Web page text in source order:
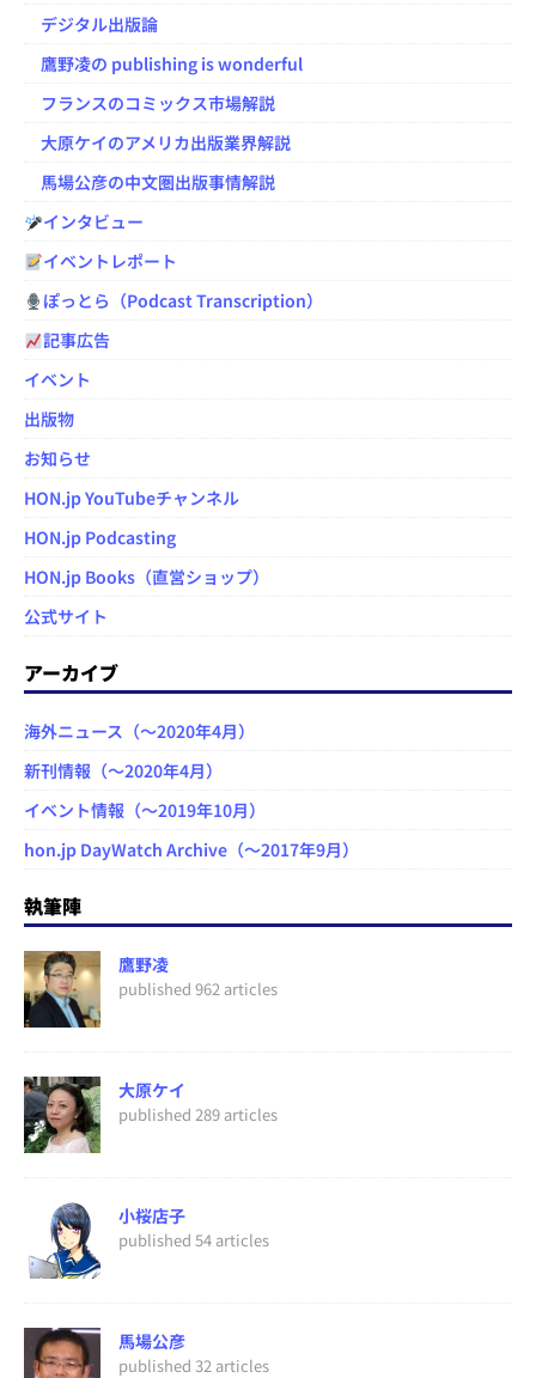
デジタル出版論
鷹野凌の publishing is wonderful
フランスのコミックス市場解説
大原ケイのアメリカ出版業界解説
馬場公彦の中文圏出版事情解説
インタビュー
イベントレポート
ぽっとら（Podcast Transcription）
記事広告
イベント
出版物
お知らせ
HON.jp YouTubeチャンネル
HON.jp Podcasting
HON.jp Books（直営ショップ）
公式サイト
アーカイブ
海外ニュース（～2020年4月）
新刊情報（～2020年4月）
イベント情報（～2019年10月）
hon.jp DayWatch Archive（～2017年9月）
執筆陣
鷹野凌
published 962 articles
大原ケイ
published 289 articles
小桜店子
published 54 articles
馬場公彦
published 32 articles